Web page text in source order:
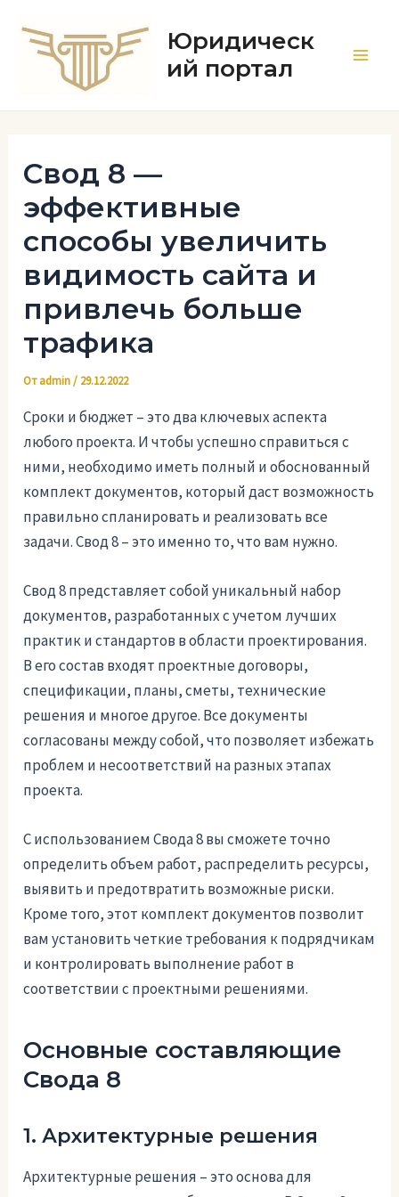
содержимому
Юридическ
ий портал
Свод 8 —
эффективные
способы увеличить
видимость сайта и
привлечь больше
трафика
Отadmin/ 29.12.2022
Сроки и бюджет – это два ключевых аспекта
любого проекта. И чтобы успешно справиться с
ними, необходимо иметь полный и обоснованный
комплект документов, который даст возможность
правильно спланировать и реализовать все
задачи. Свод 8 – это именно то, что вам нужно.
Свод 8 представляет собой уникальный набор
документов, разработанных с учетом лучших
практик и стандартов в области проектирования.
В его состав входят проектные договоры,
спецификации, планы, сметы, технические
решения и многое другое. Все документы
согласованы между собой, что позволяет избежать
проблем и несоответствий на разных этапах
проекта.
С использованием Свода 8 вы сможете точно
определить объем работ, распределить ресурсы,
выявить и предотвратить возможные риски.
Кроме того, этот комплект документов позволит
вам установить четкие требования к подрядчикам
и контролировать выполнение работ в
соответствии с проектными решениями.
Основные составляющие
Свода 8
1. Архитектурные решения
Архитектурные решения – это основа для